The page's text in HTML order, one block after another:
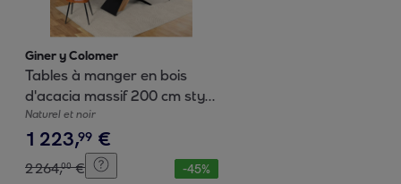
Giner y Colomer
Tables à manger en bois
d'acacia massif 200 cm style
industriel contemporain
Naturel et noir
1 223,99 €
2264,00 € -45%